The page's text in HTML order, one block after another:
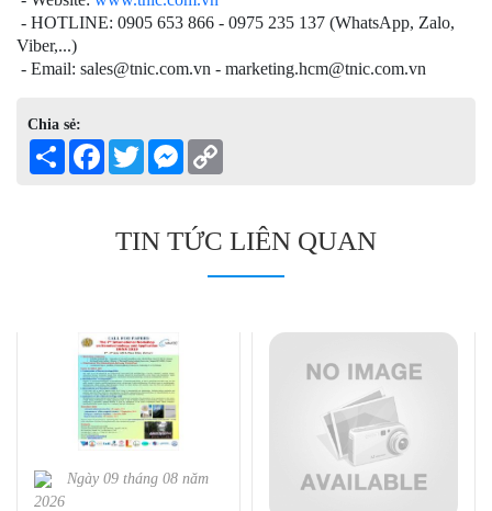
- HOTLINE: 0905 653 866 - 0975 235 137 (WhatsApp, Zalo,
Viber,...)
- Email: sales@tnic.com.vn - marketing.hcm@tnic.com.vn
Chia sẻ:
Share FacebookTwitterMessenger
TIN TỨC LIÊN QUAN
Ngày 09 tháng 08 năm
2026